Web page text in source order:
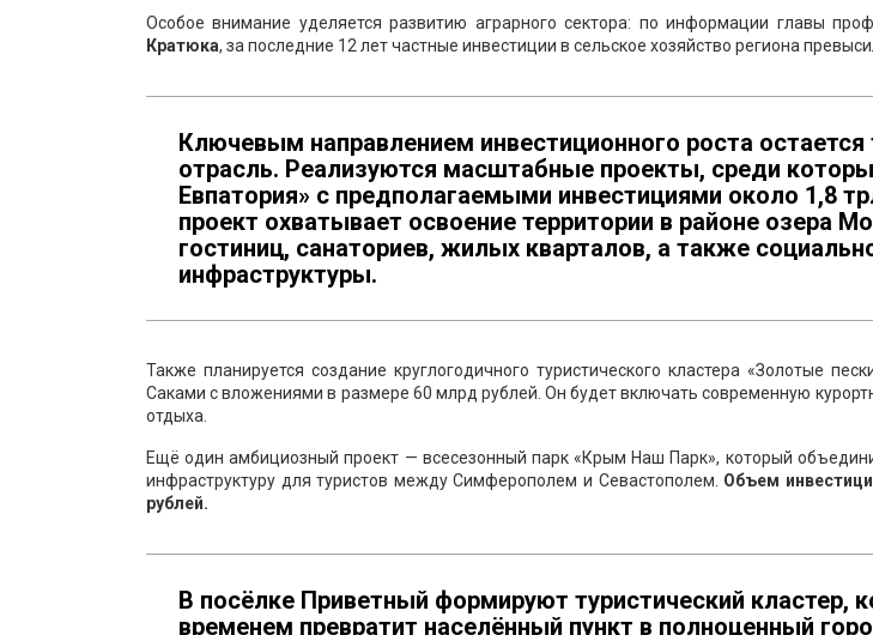
Особое внимание уделяется развитию аграрного сектора: по информации главы
Кратюка, за последние 12 лет частные инвестиции в сельское хозяйство региона
Ключевым направлением инвестиционного роста остается
отрасль. Реализуются масштабные проекты, среди
Евпатория» с предполагаемыми инвестициями около 1,8
проект охватывает освоение территории в районе озера
гостиниц, санаториев, жилых кварталов, а также
инфраструктуры.
Также планируется создание круглогодичного туристического кластера «Золотые
Саками с вложениями в размере 60 млрд рублей. Он будет включать современную
отдыха.
Ещё один амбициозный проект — всесезонный парк «Крым Наш Парк», который
инфраструктуру для туристов между Симферополем и Севастополем. Объем
рублей.
В посёлке Приветный формируют туристический кластер,
временем превратит населённый пункт в полноценный